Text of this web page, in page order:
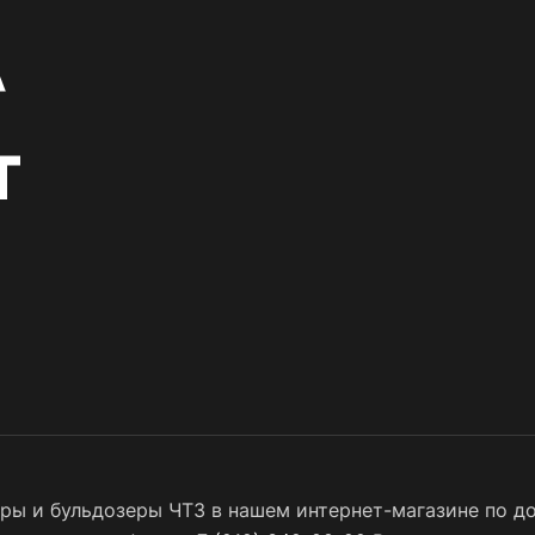
и бульдозеры ЧТЗ в нашем интернет-магазине по